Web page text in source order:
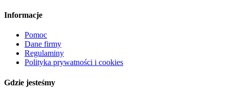
Informacje
Pomoc
Dane firmy
Regulaminy
Polityka prywatności i cookies
Gdzie jesteśmy